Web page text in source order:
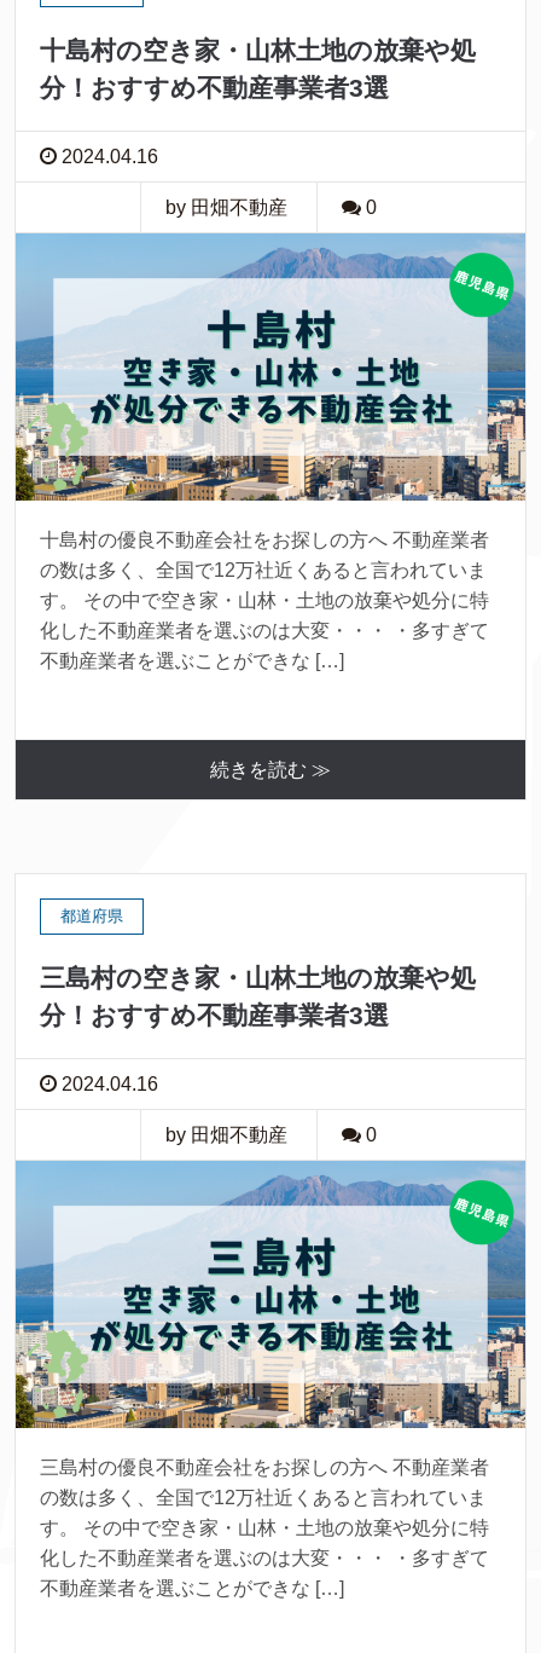
十島村の空き家・山林土地の放棄や処
分！おすすめ不動産事業者3選
2024.04.16
by 田畑不動産 0
十島村の優良不動産会社をお探しの方へ 不動産業者
の数は多く、全国で12万社近くあると言われていま
す。 その中で空き家・山林・土地の放棄や処分に特
化した不動産業者を選ぶのは大変・・・ ・多すぎて
不動産業者を選ぶことができな […]
続きを読む ≫
都道府県
三島村の空き家・山林土地の放棄や処
分！おすすめ不動産事業者3選
2024.04.16
by 田畑不動産 0
三島村の優良不動産会社をお探しの方へ 不動産業者
の数は多く、全国で12万社近くあると言われていま
す。 その中で空き家・山林・土地の放棄や処分に特
化した不動産業者を選ぶのは大変・・・ ・多すぎて
不動産業者を選ぶことができな […]